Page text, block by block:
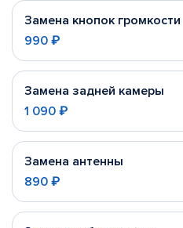
Замена кнопок громкости
990 ₽
Замена задней камеры
1 090 ₽
Замена антенны
890 ₽